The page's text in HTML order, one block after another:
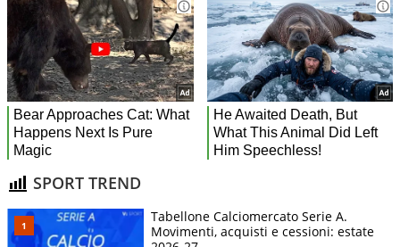
SPORT TREND
Tabellone Calciomercato Serie A.
Movimenti, acquisti e cessioni: estate